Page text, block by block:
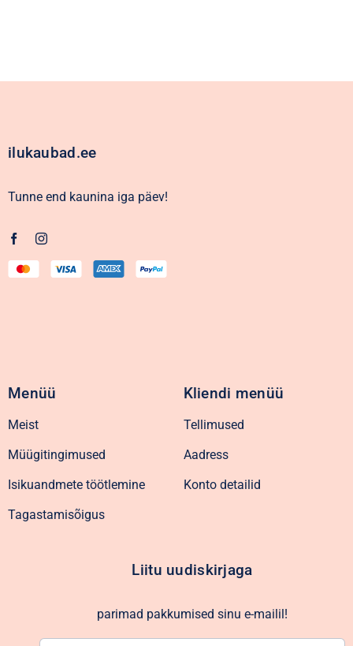
ilukaubad.ee
Tunne end kaunina iga päev!
Menüü
Meist
Müügitingimused
Isikuandmete töötlemine
Tagastamisõigus
Kliendi menüü
Tellimused
Aadress
Konto detailid
Liitu uudiskirjaga
parimad pakkumised sinu e-mailil!